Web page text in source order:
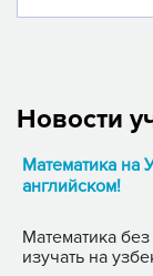
Новости
Математика на
английском!
Математика
изучать на